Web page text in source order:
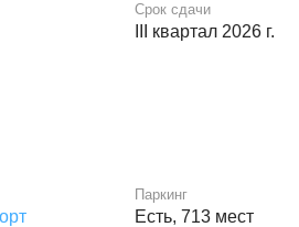
Срок сдачи
III квартал 2026 г.
Паркинг
Есть, 713 мест